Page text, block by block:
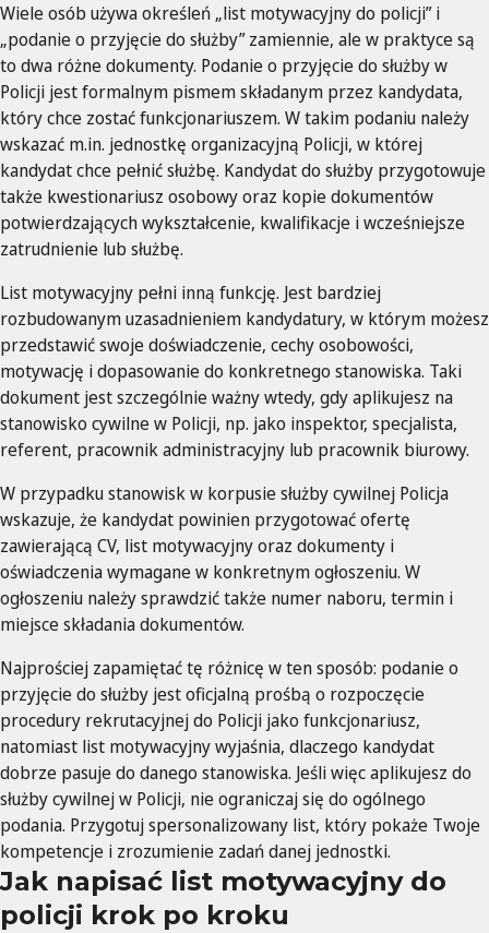
Wiele osób używa określeń „list motywacyjny do policji” i
„podanie o przyjęcie do służby” zamiennie, ale w praktyce są
to dwa różne dokumenty. Podanie o przyjęcie do służby w
Policji jest formalnym pismem składanym przez kandydata,
który chce zostać funkcjonariuszem. W takim podaniu należy
wskazać m.in. jednostkę organizacyjną Policji, w której
kandydat chce pełnić służbę. Kandydat do służby przygotowuje
także kwestionariusz osobowy oraz kopie dokumentów
potwierdzających wykształcenie, kwalifikacje i wcześniejsze
zatrudnienie lub służbę.
List motywacyjny pełni inną funkcję. Jest bardziej
rozbudowanym uzasadnieniem kandydatury, w którym możesz
przedstawić swoje doświadczenie, cechy osobowości,
motywację i dopasowanie do konkretnego stanowiska. Taki
dokument jest szczególnie ważny wtedy, gdy aplikujesz na
stanowisko cywilne w Policji, np. jako inspektor, specjalista,
referent, pracownik administracyjny lub pracownik biurowy.
W przypadku stanowisk w korpusie służby cywilnej Policja
wskazuje, że kandydat powinien przygotować ofertę
zawierającą CV, list motywacyjny oraz dokumenty i
oświadczenia wymagane w konkretnym ogłoszeniu. W
ogłoszeniu należy sprawdzić także numer naboru, termin i
miejsce składania dokumentów.
Najprościej zapamiętać tę różnicę w ten sposób: podanie o
przyjęcie do służby jest oficjalną prośbą o rozpoczęcie
procedury rekrutacyjnej do Policji jako funkcjonariusz,
natomiast list motywacyjny wyjaśnia, dlaczego kandydat
dobrze pasuje do danego stanowiska. Jeśli więc aplikujesz do
służby cywilnej w Policji, nie ograniczaj się do ogólnego
podania. Przygotuj spersonalizowany list, który pokaże Twoje
kompetencje i zrozumienie zadań danej jednostki.
Jak napisać list motywacyjny do
policji krok po kroku